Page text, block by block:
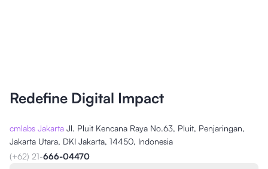
Redefine Digital Impact
cmlabs Jakarta Jl. Pluit Kencana Raya No.63, Pluit, Penjaringan,
Jakarta Utara, DKI Jakarta, 14450, Indonesia
(+62) 21-666-04470